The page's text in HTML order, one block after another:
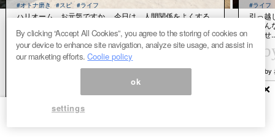
#オトナ磨き #スピ #ライフ
ハリオーム。お元気ですか。 今日は、人間関係をよくする
ガ...
“by
by ヨグマタ相川圭子
#ライフ
引っ越
「こ
りませ
“ by
×
By clicking “Accept All Cookies”, you agree to the storing of cookies on
your device to enhance site navigation, analyze site usage, and assist in
our marketing efforts.Coolie policy
ok
settings